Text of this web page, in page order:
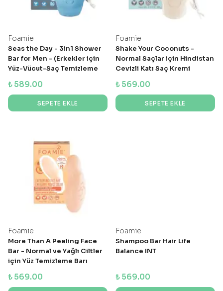
Foamie
Seas the Day - 3in1 Shower
Bar for Men - (Erkekler için
Yüz-Vücut-Saç Temizleme
₺ 589.00
SEPETE EKLE
Foamie
Shake Your Coconuts -
Normal Saçlar için Hindistan
Cevizli Katı Saç Kremi
₺ 569.00
SEPETE EKLE
Foamie
More Than A Peeling Face
Bar - Normal ve Yağlı Ciltler
için Yüz Temizleme Barı
₺ 569.00
Foamie
Shampoo Bar Hair Life
Balance INT
₺ 569.00